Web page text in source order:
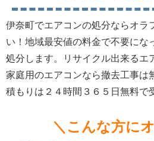
伊奈町でエアコンの処分ならオラ
い！地域最安値の料金で不要にな
処分します。リサイクル出来るエ
家庭用のエアコンなら撤去工事は
積もりは２４時間３６５日無料で
＼こんな方に